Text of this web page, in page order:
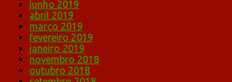
junho 2019
abril 2019
março 2019
fevereiro 2019
janeiro 2019
novembro 2018
outubro 2018